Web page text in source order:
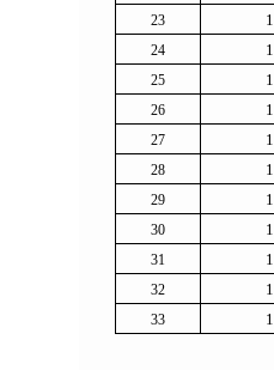
23
24
25
26
27
28
29
30
31
32
33